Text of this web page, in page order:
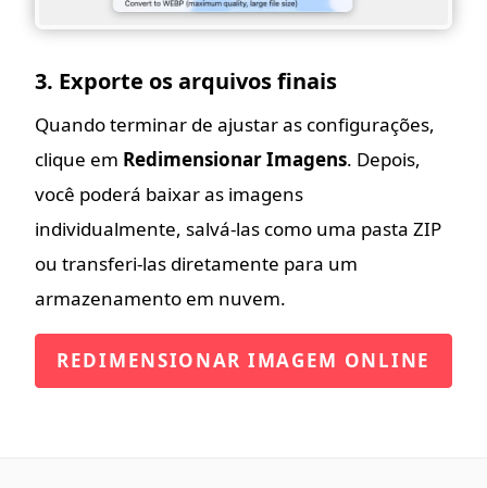
3. Exporte os arquivos finais
Quando terminar de ajustar as configurações,
clique em Redimensionar Imagens. Depois,
você poderá baixar as imagens
individualmente, salvá-las como uma pasta ZIP
ou transferi-las diretamente para um
armazenamento em nuvem.
REDIMENSIONAR IMAGEM ONLINE